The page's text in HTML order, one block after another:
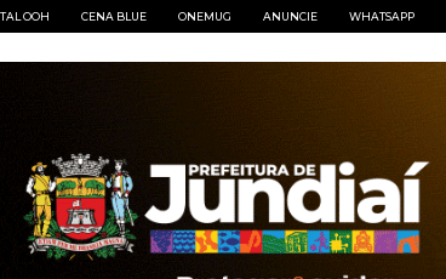
OOH CENA BLUE ONEMUG ANUNCIE WHATSAPP